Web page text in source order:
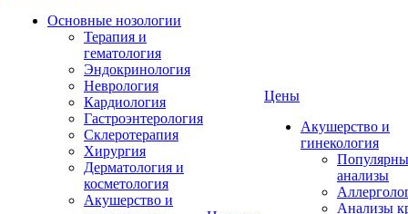
Основные нозологии
Терапия и
гематология
Эндокринология
Неврология
Кардиология
Гастроэнтерология
Склеротерапия
Хирургия
Дерматология и
косметология
Акушерство и
Цены
Акушерство и
гинекология
анализы
Анализы